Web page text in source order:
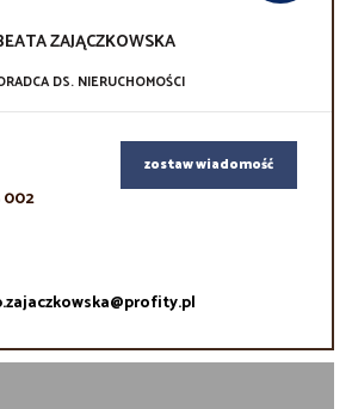
ZAJĄCZKOWSKA
DS. NIERUCHOMOŚCI
zostaw wiadomość